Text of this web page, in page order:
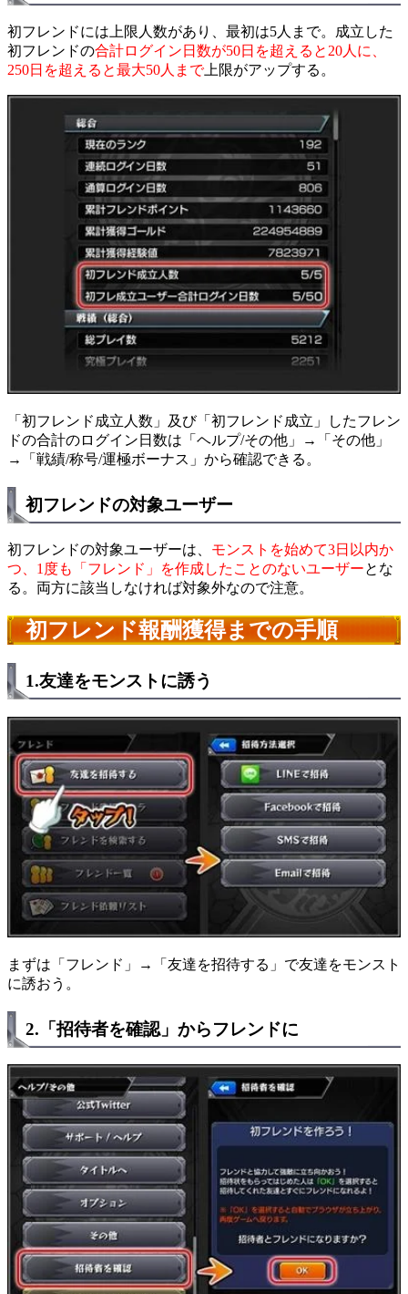
初フレンドには上限人数があり、最初は5人まで。成立した
初フレンドの合計ログイン日数が50日を超えると20人に、
250日を超えると最大50人まで上限がアップする。
「初フレンド成立人数」及び「初フレンド成立」したフレン
ドの合計のログイン日数は「ヘルプ/その他」→「その他」
→「戦績/称号/運極ボーナス」から確認できる。
初フレンドの対象ユーザー
初フレンドの対象ユーザーは、 モンストを始めて3日以内か
つ、1度も「フレンド」を作成したことのないユーザーとな
る。両方に該当しなければ対象外なので注意。
初フレンド報酬獲得までの手順
1.友達をモンストに誘う
まずは「フレンド」→「友達を招待する」で友達をモンスト
に誘おう。
2.「招待者を確認」からフレンドに